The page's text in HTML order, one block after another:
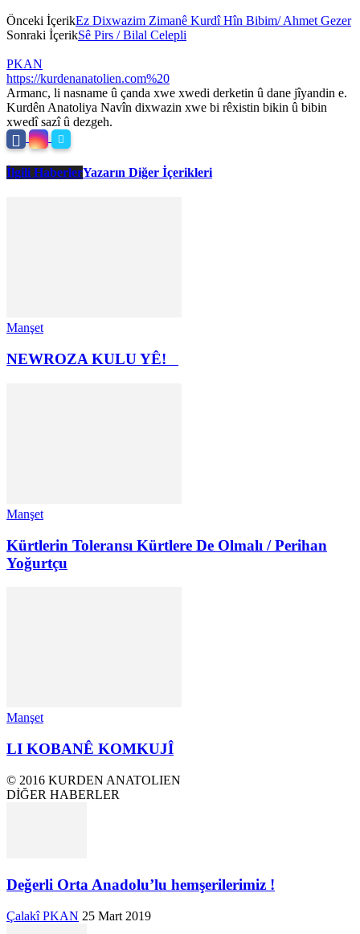
Önceki İçerikEz Dixwazim Zimanê Kurdî Hîn Bibim/ Ahmet Gezer
Sonraki İçerikSê Pirs / Bilal Celepli
PKAN
https://kurdenanatolien.com%20
Armanc, li nasname û çanda xwe xwedi derketin û dane jîyandin e.
Kurdên Anatoliya Navîn dixwazin xwe bi rêxistin bikin û bibin
xwedî sazî û dezgeh.
İlgili HaberlerYazarın Diğer İçerikleri
Manşet
NEWROZA KULU YÊ!
Manşet
Kürtlerin Toleransı Kürtlere De Olmalı / Perihan
Yoğurtçu
Manşet
LI KOBANÊ KOMKUJÎ
© 2016 KURDEN ANATOLIEN
DİĞER HABERLER
Değerli Orta Anadolu’lu hemşerilerimiz !
Çalakî PKAN 25 Mart 2019